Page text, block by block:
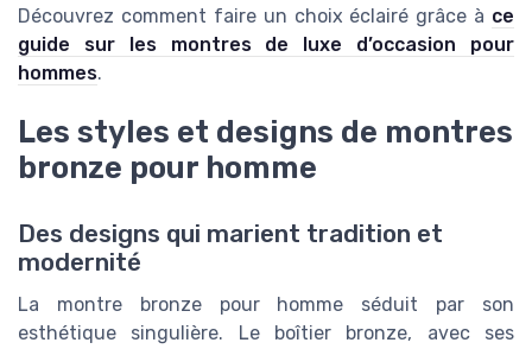
Découvrez comment faire un choix éclairé grâce à ce
guide sur les montres de luxe d’occasion pour
hommes.
Les styles et designs de montres
bronze pour homme
Des designs qui marient tradition et
modernité
La montre bronze pour homme séduit par son
esthétique singulière. Le boîtier bronze, avec ses